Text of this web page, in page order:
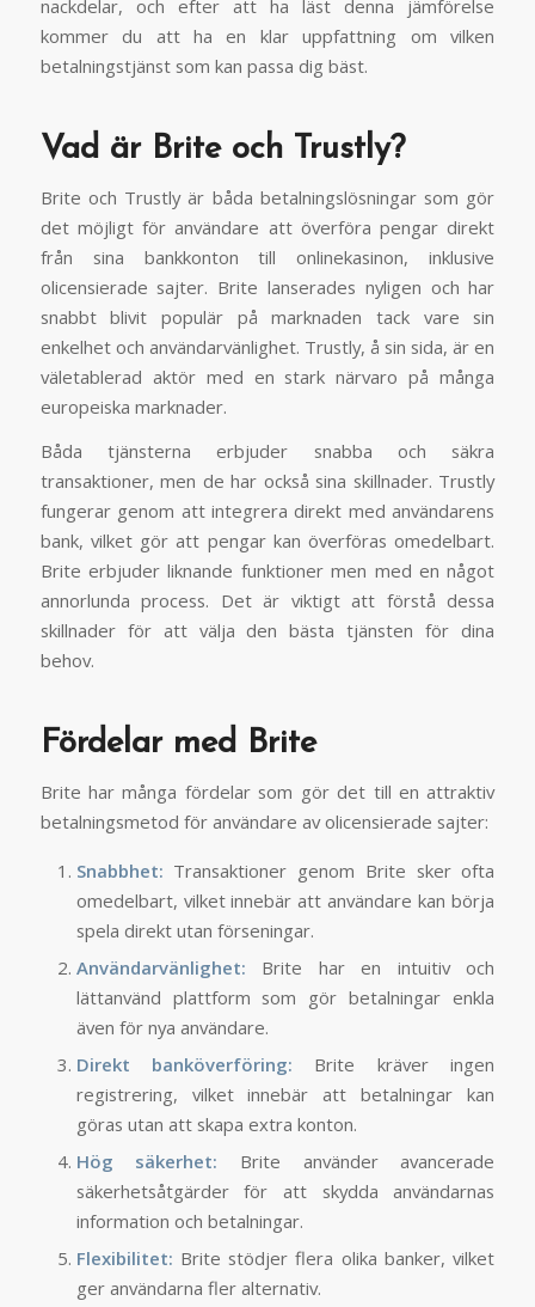
nackdelar, och efter att ha läst denna jämförelse
kommer du att ha en klar uppfattning om vilken
betalningstjänst som kan passa dig bäst.
Vad är Brite och Trustly?
Brite och Trustly är båda betalningslösningar som gör
det möjligt för användare att överföra pengar direkt
från sina bankkonton till onlinekasinon, inklusive
olicensierade sajter. Brite lanserades nyligen och har
snabbt blivit populär på marknaden tack vare sin
enkelhet och användarvänlighet. Trustly, å sin sida, är en
väletablerad aktör med en stark närvaro på många
europeiska marknader.
Båda tjänsterna erbjuder snabba och säkra
transaktioner, men de har också sina skillnader. Trustly
fungerar genom att integrera direkt med användarens
bank, vilket gör att pengar kan överföras omedelbart.
Brite erbjuder liknande funktioner men med en något
annorlunda process. Det är viktigt att förstå dessa
skillnader för att välja den bästa tjänsten för dina
behov.
Fördelar med Brite
Brite har många fördelar som gör det till en attraktiv
betalningsmetod för användare av olicensierade sajter:
Snabbhet: Transaktioner genom Brite sker ofta
omedelbart, vilket innebär att användare kan börja
spela direkt utan förseningar.
Användarvänlighet: Brite har en intuitiv och
lättanvänd plattform som gör betalningar enkla
även för nya användare.
Direkt banköverföring: Brite kräver ingen
registrering, vilket innebär att betalningar kan
göras utan att skapa extra konton.
Hög säkerhet: Brite använder avancerade
säkerhetsåtgärder för att skydda användarnas
information och betalningar.
Flexibilitet: Brite stödjer flera olika banker, vilket
ger användarna fler alternativ.